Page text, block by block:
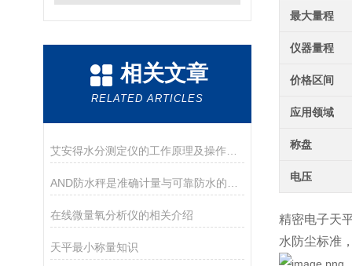
相关文章
RELATED ARTICLES
艾安得水分测定仪的工作原理及操作指南
在线微量氧分析仪的相关介绍
天平最小称量知识
最大量程
仪器量程
价格区间
应用领域
称盘
电压
精密电子天
水防尘标准